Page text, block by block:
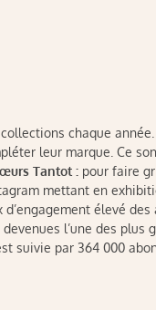
chaque
leur marque. Ce
Tantot : pour faire
mettant en
élevé
l’une des
suivie par 364 000